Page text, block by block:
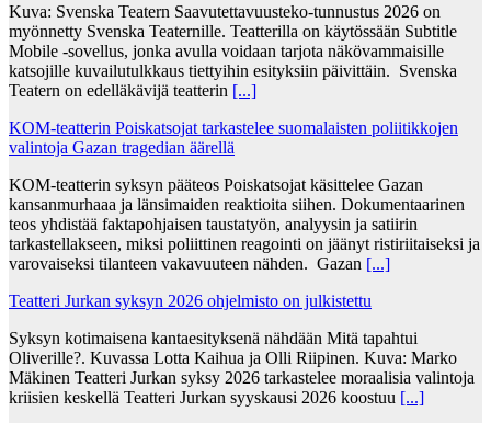
Kuva: Svenska Teatern Saavutettavuusteko-tunnustus 2026 on
myönnetty Svenska Teaternille. Teatterilla on käytössään Subtitle
Mobile -sovellus, jonka avulla voidaan tarjota näkövammaisille
katsojille kuvailutulkkaus tiettyihin esityksiin päivittäin. Svenska
Teatern on edelläkävijä teatterin [...]
KOM-teatterin Poiskatsojat tarkastelee suomalaisten poliitikkojen
valintoja Gazan tragedian äärellä
KOM-teatterin syksyn pääteos Poiskatsojat käsittelee Gazan
kansanmurhaaa ja länsimaiden reaktioita siihen. Dokumentaarinen
teos yhdistää faktapohjaisen taustatyön, analyysin ja satiirin
tarkastellakseen, miksi poliittinen reagointi on jäänyt ristiriitaiseksi ja
varovaiseksi tilanteen vakavuuteen nähden. Gazan [...]
Teatteri Jurkan syksyn 2026 ohjelmisto on julkistettu
Syksyn kotimaisena kantaesityksenä nähdään Mitä tapahtui
Oliverille?. Kuvassa Lotta Kaihua ja Olli Riipinen. Kuva: Marko
Mäkinen Teatteri Jurkan syksy 2026 tarkastelee moraalisia valintoja
kriisien keskellä Teatteri Jurkan syyskausi 2026 koostuu [...]